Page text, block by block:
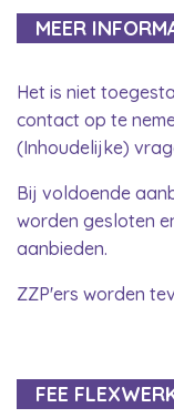
MEER
Het is niet
contact op te
(Inhoudelijke)
Bij voldoende
worden gesloten
aanbieden.
ZZP'ers worden
FEE